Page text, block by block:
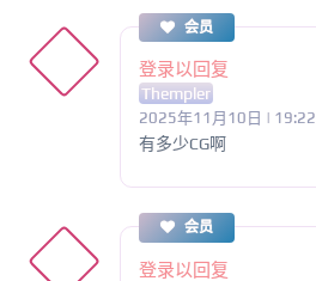
会员
登录以回复
Thempler
2025年11月10日 | 19:22
有多少CG啊
会员
登录以回复